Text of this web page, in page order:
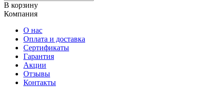
В корзину
Компания
О нас
Оплата и доставка
Сертификаты
Гарантия
Акции
Отзывы
Контакты